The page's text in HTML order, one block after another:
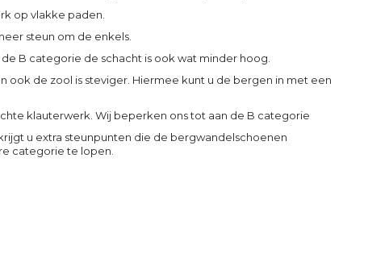
op vlakke paden.
steun om de enkels.
B categorie de schacht is ook wat minder hoog.
ook de zool is steviger. Hiermee kunt u de bergen in met een
klauterwerk. Wij beperken ons tot aan de B categorie
u extra steunpunten die de bergwandelschoenen
categorie te lopen.